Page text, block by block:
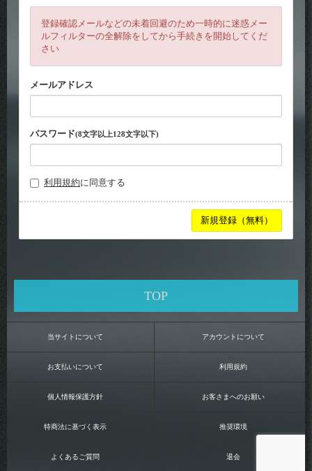
登録確認メールなどの未着回避のため一時的に迷惑メー
ルフィルターの全解除をしてから手続きを開始してくだ
さい
メールアドレス
パスワード(8文字以上128文字以下)
利用規約に同意する
TOP
当サイトについて アカウントについて
お支払いについて 利用規約
個人情報保護方針 お客さまへのお願い
特商法に基づく表示 推奨環境
よくあるご質問 退会